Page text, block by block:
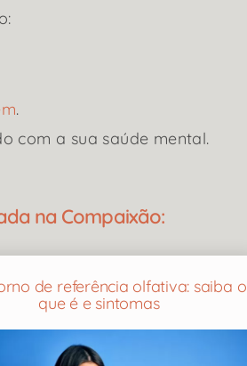
.
com a sua saúde mental.
na Compaixão:
de referência olfativa: saiba o
que é e sintomas